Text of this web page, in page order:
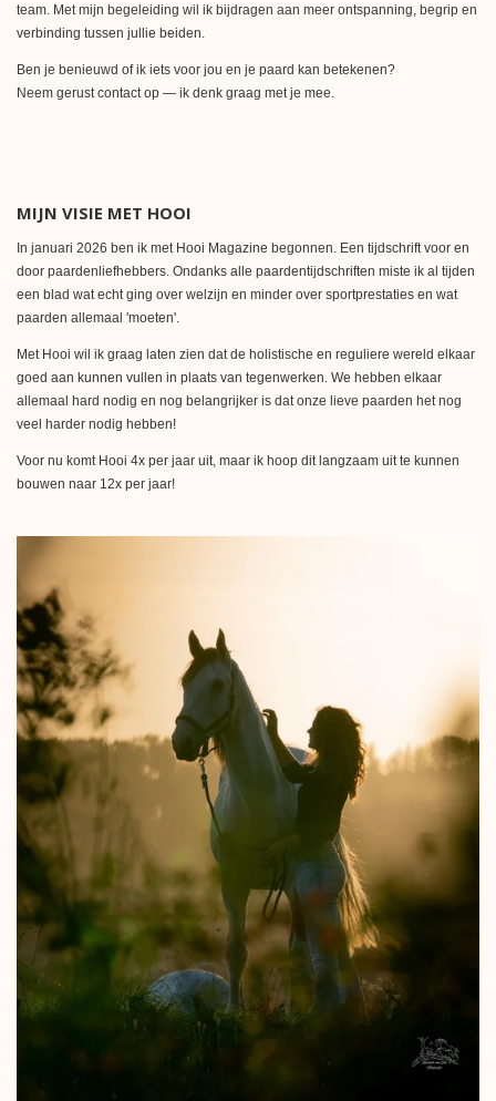
team. Met mijn begeleiding wil ik bijdragen aan meer ontspanning, begrip en
verbinding tussen jullie beiden.
Ben je benieuwd of ik iets voor jou en je paard kan betekenen?
Neem gerust contact op — ik denk graag met je mee.
MIJN VISIE MET HOOI
In januari 2026 ben ik met Hooi Magazine begonnen. Een tijdschrift voor en
door paardenliefhebbers. Ondanks alle paardentijdschriften miste ik al tijden
een blad wat echt ging over welzijn en minder over sportprestaties en wat
paarden allemaal 'moeten'.
Met Hooi wil ik graag laten zien dat de holistische en reguliere wereld elkaar
goed aan kunnen vullen in plaats van tegenwerken. We hebben elkaar
allemaal hard nodig en nog belangrijker is dat onze lieve paarden het nog
veel harder nodig hebben!
Voor nu komt Hooi 4x per jaar uit, maar ik hoop dit langzaam uit te kunnen
bouwen naar 12x per jaar!